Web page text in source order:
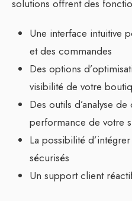
solutions offrent des
Une interface intuitive
et des commandes
Des options
visibilité de votre
Des outils d’analyse
performance de votre
La possibilité
sécurisés
Un support client